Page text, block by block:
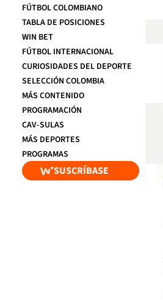
FÚTBOL COLOMBIANO
TABLA DE POSICIONES
WIN BET
FÚTBOL INTERNACIONAL
CURIOSIDADES DEL DEPORTE
SELECCIÓN COLOMBIA
MÁS CONTENIDO
PROGRAMACIÓN
CAV-SULAS
MÁS DEPORTES
PROGRAMAS
SUSCRÍBASE